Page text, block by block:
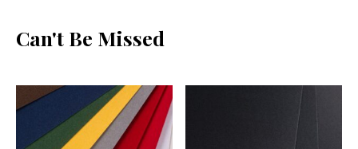
Can't Be Missed